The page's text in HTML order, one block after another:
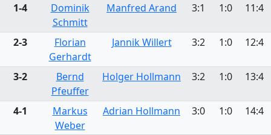
1-4
Dominik
Schmitt
Manfred Arand 3:1 1:0 11:4
2-3
Florian
Gerhardt
Jannik Willert 3:2 1:0 12:4
3-2
Bernd
Pfeuffer
Holger Hollmann 3:2 1:0 13:4
4-1
Markus
Weber
Adrian Hollmann 3:0 1:0 14:4